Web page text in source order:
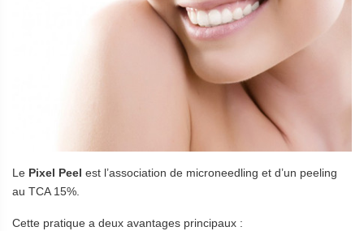
Le Pixel Peel est l’association de microneedling et d’un peeling
au TCA 15%.
Cette pratique a deux avantages principaux :